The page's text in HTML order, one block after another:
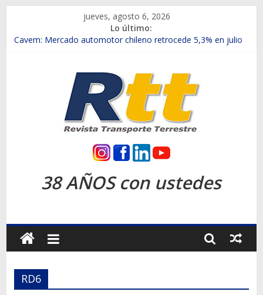
contenido
jueves, agosto 6, 2026
Lo último:
Chile es el primer mercado internacional en lanzar la nueva
Salfa suma vehículos electrificados de Chevrolet en el Biobío
Samex amplía su red con nuevas sucursales en Rancagua y
SINOTRUK Pick-ups presentó la recién estrenada Bolden en
la Expo Compras Públicas 2026
Revista
Transporte
Terrestre
Autos,
camiones,
38 AÑOS con ustedes
RD6